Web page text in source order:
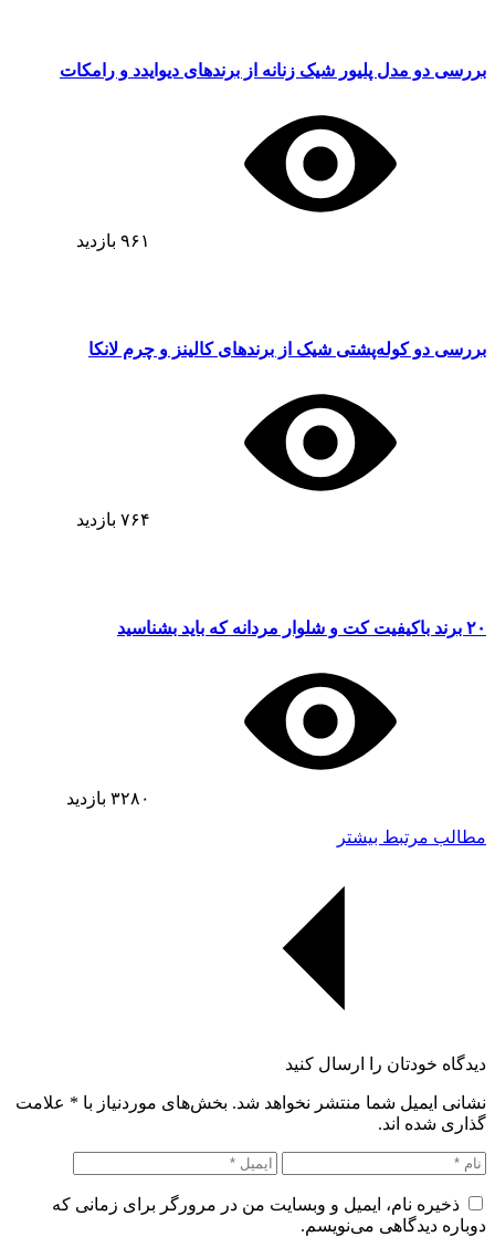
بررسی دو مدل پلیور شیک زنانه از برندهای دیوایدد و رامکات
۹۶۱ بازدید
بررسی دو کوله‌پشتی شیک از برندهای کالینز و چرم لانکا
۷۶۴ بازدید
۲۰ برند باکیفیت کت و شلوار مردانه که باید بشناسید
۳۲۸۰ بازدید
مطالب مرتبط بیشتر
دیدگاه خودتان را ارسال کنید
نشانی ایمیل شما منتشر نخواهد شد. بخش‌های موردنیاز با * علامت
گذاری شده اند.
ذخیره نام، ایمیل و وبسایت من در مرورگر برای زمانی که
دوباره دیدگاهی می‌نویسم.